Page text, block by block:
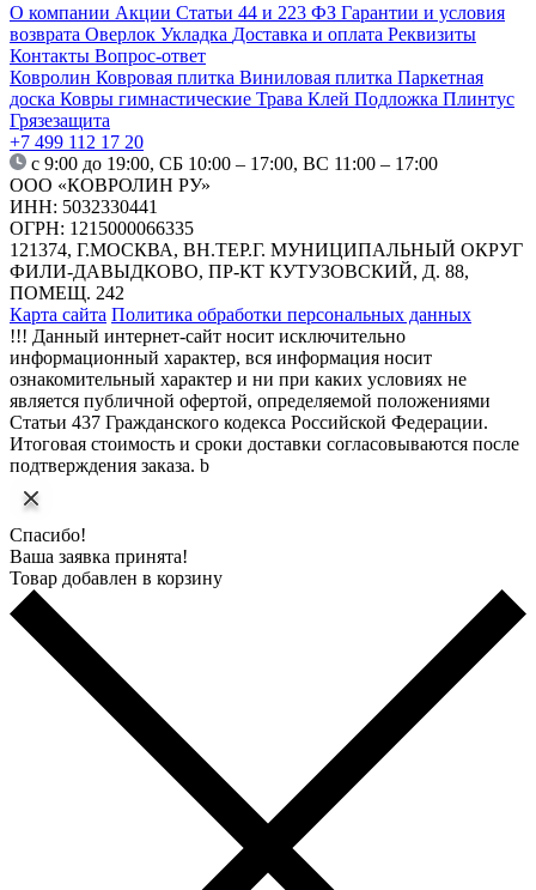
О компании Акции Статьи 44 и 223 ФЗ Гарантии и условия
возврата Оверлок Укладка Доставка и оплата Реквизиты
Контакты Вопрос-ответ
Ковролин Ковровая плитка Виниловая плитка Паркетная
доска Ковры гимнастические Трава Клей Подложка Плинтус
Грязезащита
+7 499 112 17 20
с 9:00 до 19:00, СБ 10:00 – 17:00, ВС 11:00 – 17:00
ООО «КОВРОЛИН РУ»
ИНН: 5032330441
ОГРН: 1215000066335
121374, Г.МОСКВА, ВН.ТЕР.Г. МУНИЦИПАЛЬНЫЙ ОКРУГ
ФИЛИ-ДАВЫДКОВО, ПР-КТ КУТУЗОВСКИЙ, Д. 88,
ПОМЕЩ. 242
Карта сайта Политика обработки персональных данных
!!! Данный интернет-сайт носит исключительно
информационный характер, вся информация носит
ознакомительный характер и ни при каких условиях не
является публичной офертой, определяемой положениями
Статьи 437 Гражданского кодекса Российской Федерации.
Итоговая стоимость и сроки доставки согласовываются после
подтверждения заказа. b
Спасибо!
Ваша заявка принята!
Товар добавлен в корзину